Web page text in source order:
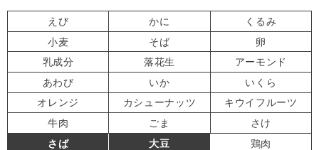
えび かに
くるみ
小麦
そば
卵
乳成分
落花生
アーモンド
あわび
いか
いくら
オレンジ
カシューナッツ
キウイフルーツ
牛肉
ごま
さけ
さば
大豆
鶏肉